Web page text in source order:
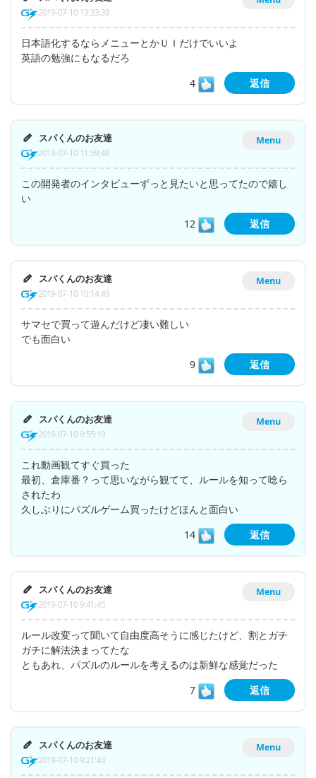
2019-07-10 13:33:39
日本語化するならメニューとかＵＩだけでいいよ
英語の勉強にもなるだろ
4
返信
Menu
スパくんのお友達
2019-07-10 11:59:48
この開発者のインタビューずっと見たいと思ってたので嬉し
い
12
返信
Menu
スパくんのお友達
2019-07-10 10:14:49
サマセで買って遊んだけど凄い難しい
でも面白い
9
返信
Menu
スパくんのお友達
2019-07-10 9:55:19
これ動画観てすぐ買った
最初、倉庫番？って思いながら観てて、ルールを知って唸ら
されたわ
久しぶりにパズルゲーム買ったけどほんと面白い
14
返信
Menu
スパくんのお友達
2019-07-10 9:41:45
ルール改変って聞いて自由度高そうに感じたけど、割とガチ
ガチに解法決まってたな
ともあれ、パズルのルールを考えるのは新鮮な感覚だった
7
返信
Menu
スパくんのお友達
2019-07-10 9:21:43